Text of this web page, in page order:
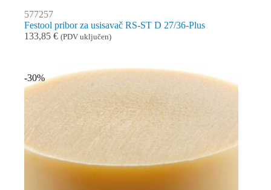
577257
Festool pribor za usisavač RS-ST D 27/36-Plus
133,85 € (PDV uključen)
-30%